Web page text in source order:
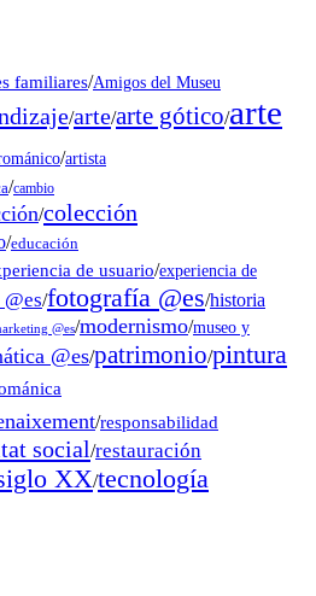
familiares/Amigos del Museu
/arte/arte gótico/arte
/artista
/cambio
/colección
/educación
de usuario/experiencia de
/fotografía @es/historia
@es/modernismo/museo y
@es/patrimonio/pintura
/responsabilidad
social/restauración
XX/tecnología